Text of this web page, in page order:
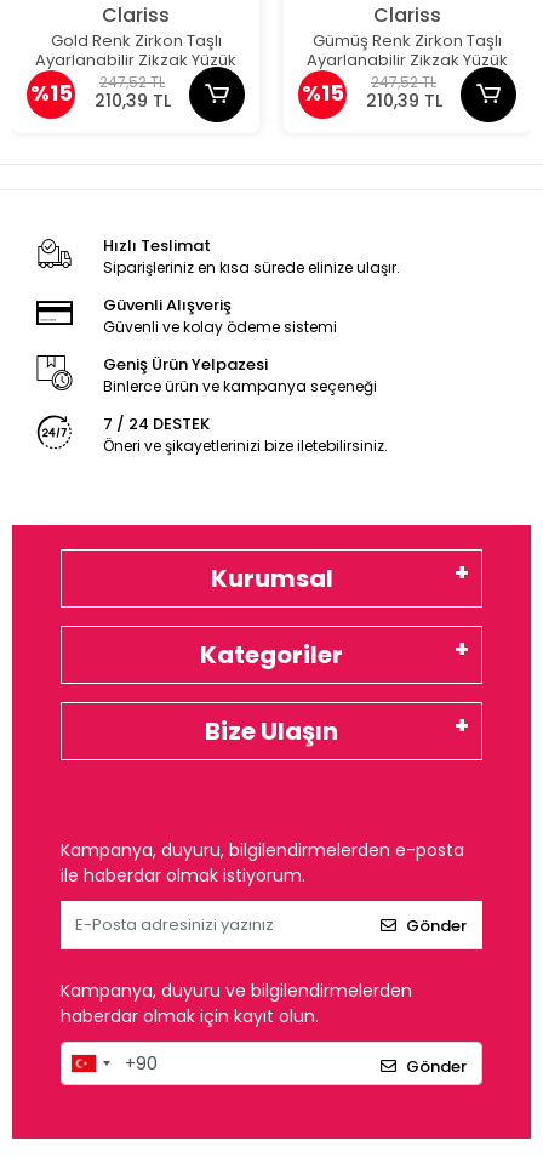
Clariss
Gold Renk Zirkon Taşlı
Ayarlanabilir Zikzak Yüzük
%15 247,52 TL
210,39 TL
Clariss
Gümüş Renk Zirkon Taşlı
Ayarlanabilir Zikzak Yüzük
%15 247,52 TL
210,39 TL
Hızlı Teslimat
Siparişleriniz en kısa sürede elinize ulaşır.
Güvenli Alışveriş
Güvenli ve kolay ödeme sistemi
Geniş Ürün Yelpazesi
Binlerce ürün ve kampanya seçeneği
7 / 24 DESTEK
Öneri ve şikayetlerinizi bize iletebilirsiniz.
Kurumsal
Kategoriler
Bize Ulaşın
Kampanya, duyuru, bilgilendirmelerden e-posta
ile haberdar olmak istiyorum.
Gönder
Kampanya, duyuru ve bilgilendirmelerden
haberdar olmak için kayıt olun.
Gönder